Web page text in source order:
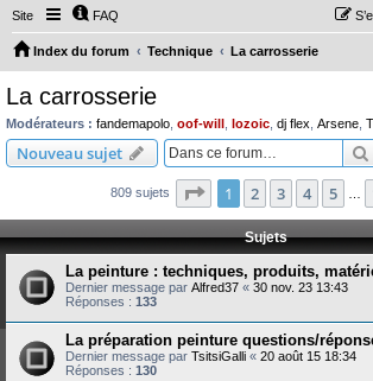
Site FAQ
Index du forum Technique La carrosserie
La carrosserie
Modérateurs : fandemapolo oof-will lozoic dj flex Arsene
Nouveau sujet
809 sujets Page 1sur17
1 2 3 4 5
Sujets
La peinture : techniques, produits,
Dernier message par Alfred37 « 30 nov. 23 13:43
Réponses : 133
La préparation peinture questions/
Dernier message par TsitsiGalli « 20 août 15 18:34
Réponses : 130